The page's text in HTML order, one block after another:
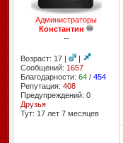
Администраторы
Константин
--
Возраст: 17 |
|
Сообщений: 1657
Благодарности: 64/ 454
Репутация: 408
Предупреждений: 0
Друзья
Тут: 17 лет 7 месяцев